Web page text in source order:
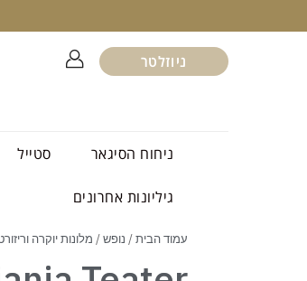
ניוזלטר
ניחוח הסיגאר סטייל
גיליונות אחרונים
עמוד הבית/ נופש/ מלונות יוקרה